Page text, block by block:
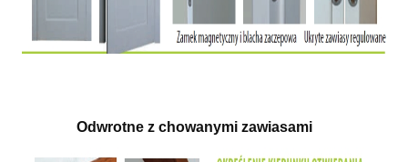
Odwrotne z chowanymi zawiasami